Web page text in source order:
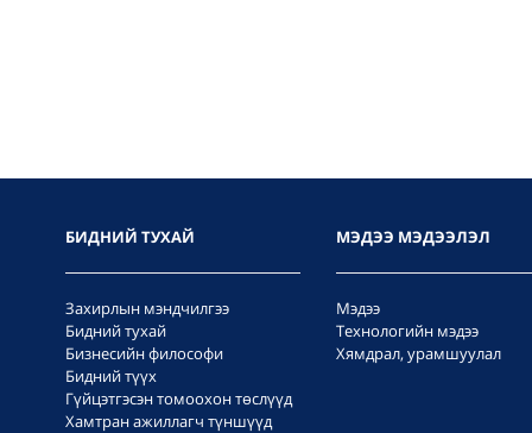
БИДНИЙ ТУХАЙ
Захирлын мэндчилгээ
Бидний тухай
Бизнесийн философи
Бидний түүх
Гүйцэтгэсэн томоохон төслүүд
Хамтран ажиллагч түншүүд
МЭДЭЭ МЭДЭЭЛЭЛ
Мэдээ
Технологийн мэдээ
Хямдрал, урамшуулал